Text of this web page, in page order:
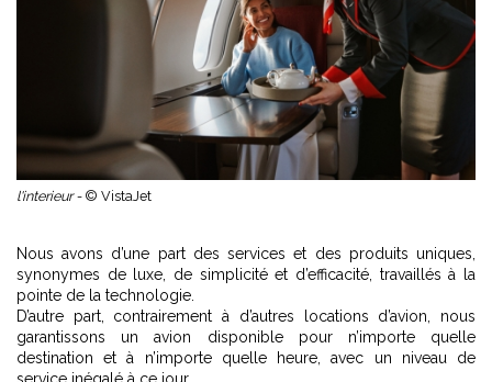
l'interieur - © VistaJet
Nous avons d’une part des services et des produits uniques,
synonymes de luxe, de simplicité et d’efficacité, travaillés à la
pointe de la technologie.
D’autre part, contrairement à d’autres locations d’avion, nous
garantissons un avion disponible pour n’importe quelle
destination et à n’importe quelle heure, avec un niveau de